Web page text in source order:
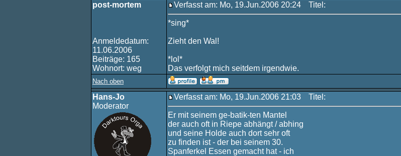
post-mortem
Anmeldedatum:
11.06.2006
Beiträge: 165
Wohnort: weg
Verfasst am: Mo, 19.Jun.2006 20:24 Titel:
*sing*
Zieht den Wal!
*lol*
Das verfolgt mich seitdem irgendwie.
Nach oben
Hans-Jo
Moderator
Verfasst am: Mo, 19.Jun.2006 21:03 Titel:
Er mit seinem ge-batik-ten Mantel
der auch oft in Riepe abhängt / abhing
und seine Holde auch dort sehr oft
zu finden ist - der bei seinem 30.
Spanferkel Essen gemacht hat - ich